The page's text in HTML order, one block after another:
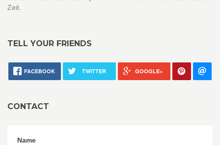
Zeit.
TELL YOUR FRIENDS
FACEBOOK TWITTER GOOGLE+
CONTACT
Name